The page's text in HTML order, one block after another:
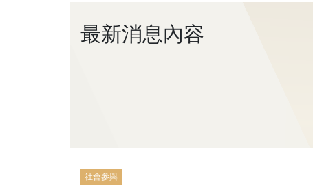
最新消息內容
社會參與